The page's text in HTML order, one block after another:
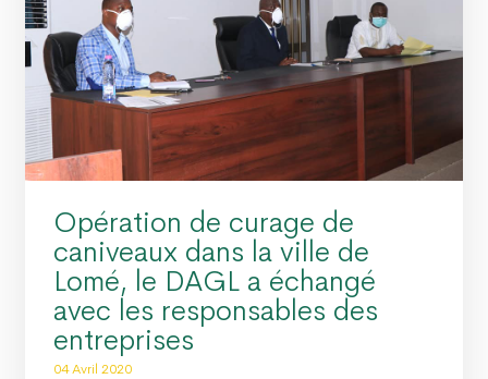
Opération de curage de
caniveaux dans la ville de
Lomé, le DAGL a échangé
avec les responsables des
entreprises
04 Avril 2020